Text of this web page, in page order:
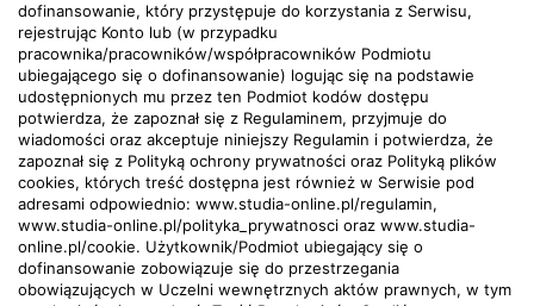
dofinansowanie, który przystępuje do korzystania z Serwisu,
rejestrując Konto lub (w przypadku
pracownika/pracowników/współpracowników Podmiotu
ubiegającego się o dofinansowanie) logując się na podstawie
udostępnionych mu przez ten Podmiot kodów dostępu
potwierdza, że zapoznał się z Regulaminem, przyjmuje do
wiadomości oraz akceptuje niniejszy Regulamin i potwierdza, że
zapoznał się z Polityką ochrony prywatności oraz Polityką plików
cookies, których treść dostępna jest również w Serwisie pod
adresami odpowiednio: www.studia-online.pl/regulamin,
www.studia-online.pl/polityka_prywatnosci oraz www.studia-
online.pl/cookie. Użytkownik/Podmiot ubiegający się o
dofinansowanie zobowiązuje się do przestrzegania
obowiązujących w Uczelni wewnętrznych aktów prawnych, w tym